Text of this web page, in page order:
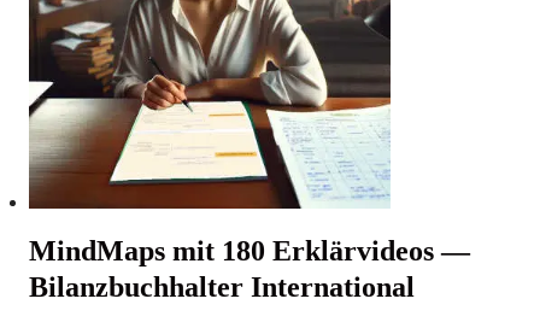
Mind­Maps mit 180 Erklär­vi­de­os —
Bilanz­buch­hal­ter International